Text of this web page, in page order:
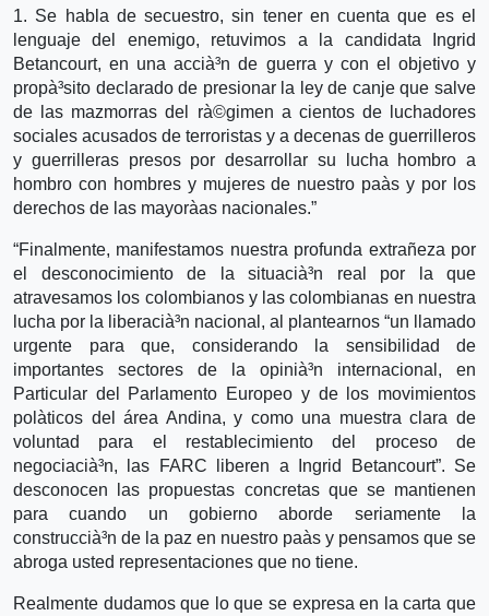
1. Se habla de secuestro, sin tener en cuenta que es el
lenguaje del enemigo, retuvimos a la candidata Ingrid
Betancourt, en una accià³n de guerra y con el objetivo y
propà³sito declarado de presionar la ley de canje que salve
de las mazmorras del rà©gimen a cientos de luchadores
sociales acusados de terroristas y a decenas de guerrilleros
y guerrilleras presos por desarrollar su lucha hombro a
hombro con hombres y mujeres de nuestro paà­s y por los
derechos de las mayorà­as nacionales.”
“Finalmente, manifestamos nuestra profunda extrañeza por
el desconocimiento de la situacià³n real por la que
atravesamos los colombianos y las colombianas en nuestra
lucha por la liberacià³n nacional, al plantearnos “un llamado
urgente para que, considerando la sensibilidad de
importantes sectores de la opinià³n internacional, en
Particular del Parlamento Europeo y de los movimientos
polà­ticos del área Andina, y como una muestra clara de
voluntad para el restablecimiento del proceso de
negociacià³n, las FARC liberen a Ingrid Betancourt”. Se
desconocen las propuestas concretas que se mantienen
para cuando un gobierno aborde seriamente la
construccià³n de la paz en nuestro paà­s y pensamos que se
abroga usted representaciones que no tiene.
Realmente dudamos que lo que se expresa en la carta que